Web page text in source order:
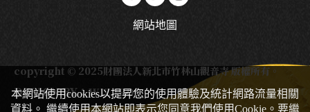
網站地圖
copyright © 2025財團法人新北市竹林山觀音寺 版權所有。
DESIGN BY：WIZARDS
本網站使用cookies以提昇您的使用體驗及統計網路流量相關
資料。 繼續使用本網站即表示您同意我們使用Cookie。要繼